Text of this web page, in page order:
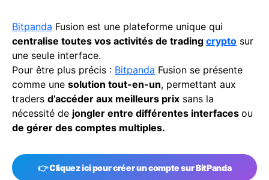
Bitpanda Fusion est une plateforme unique qui
centralise toutes vos activités de trading crypto sur
une seule interface.
Pour être plus précis : Bitpanda Fusion se présente
comme une solution tout-en-un, permettant aux
traders d’accéder aux meilleurs prix sans la
nécessité de jongler entre différentes interfaces ou
de gérer des comptes multiples.
👉Cliquez ici pour créer un compte sur BitPanda